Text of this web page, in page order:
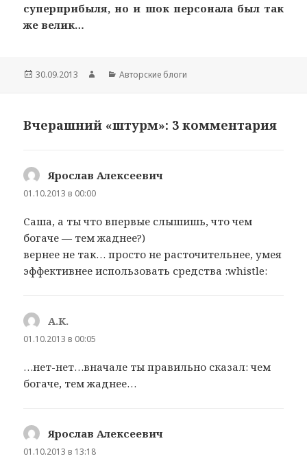
суперприбыля, но и шок персонала был так
же велик…
Опубликовано
30.09.2013 АвторРубрики
Авторские блоги
Вчерашний «штурм»: 3 комментария
Ярослав Алексеевич
01.10.2013 в 00:00
Саша, а ты что впервые слышишь, что чем
богаче — тем жаднее?)
вернее не так… просто не расточительнее, умея
эффективнее использовать средства :whistle:
A.K.
01.10.2013 в 00:05
…нет-нет…вначале ты правильно сказал: чем
богаче, тем жаднее…
Ярослав Алексеевич
01.10.2013 в 13:18